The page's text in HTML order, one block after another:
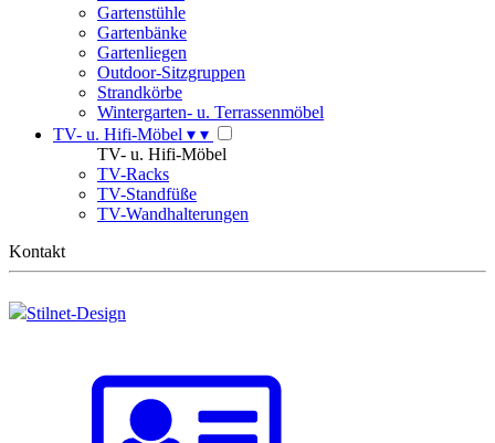
Gartenstühle
Gartenbänke
Gartenliegen
Outdoor-Sitzgruppen
Strandkörbe
Wintergarten- u. Terrassenmöbel
TV- u. Hifi-Möbel ▾ ▾
TV- u. Hifi-Möbel
TV-Racks
TV-Standfüße
TV-Wandhalterungen
Kontakt
Stilnet-Design